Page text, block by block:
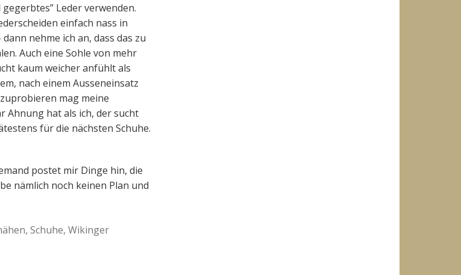
Leder verwenden.
einfach nass in
nehme ich an, dass das zu
Auch eine Sohle von mehr
kaum weicher anfühlt als
nach einem Ausseneinsatz
mag meine
Ahnung hat als ich, der sucht
für die nächsten Schuhe.
postet mir Dinge hin, die
nämlich noch keinen Plan und
, Schuhe, Wikinger